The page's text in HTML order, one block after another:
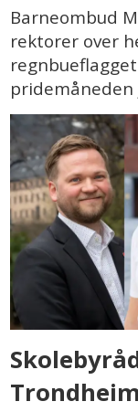
Barneombud
rektorer over
pridemåneden